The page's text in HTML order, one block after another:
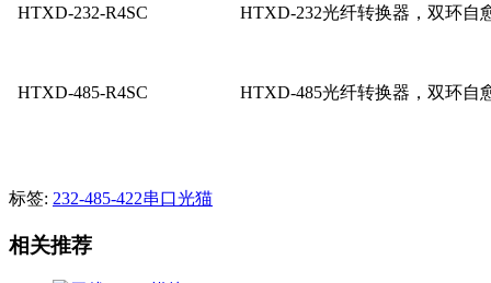
HTXD-232-R4SC HTXD-232光纤转换器，双环自
HTXD-485-R4SC HTXD-485光纤转换器，双环自
标签: 232-485-422串口光猫
相关推荐